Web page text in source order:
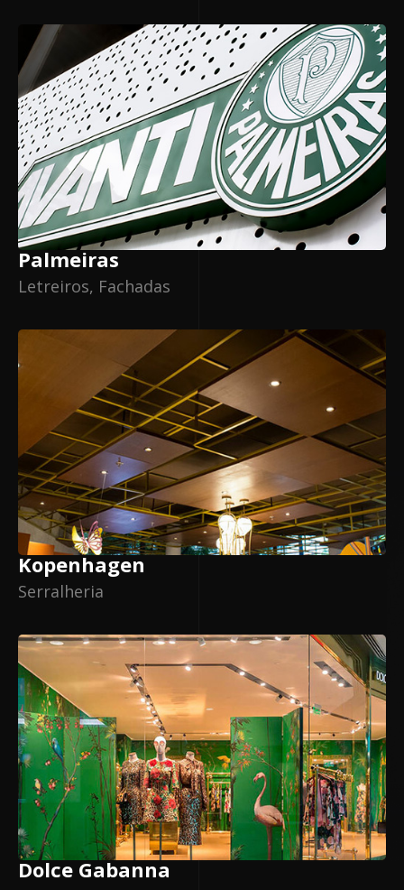
Palmeiras
Letreiros, Fachadas
Kopenhagen
Serralheria
Dolce Gabanna